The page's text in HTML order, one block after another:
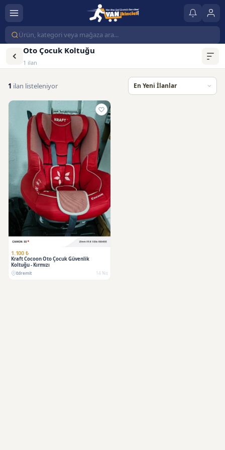
Oto Çocuk Koltuğu
1 ilan
1 ilan listeleniyor
1.100 ₺
Kraft Cocoon Oto Çocuk Güvenlik
Koltuğu - Kırmızı
Edremit 14 Nis